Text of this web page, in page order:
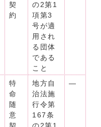
契
約
の2第1
項第3
号が適
用され
る団体
である
こと
特
命
随
意
地方自
治法施
行令第
167条
―